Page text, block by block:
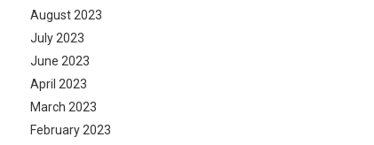
August 2023
July 2023
June 2023
April 2023
March 2023
February 2023